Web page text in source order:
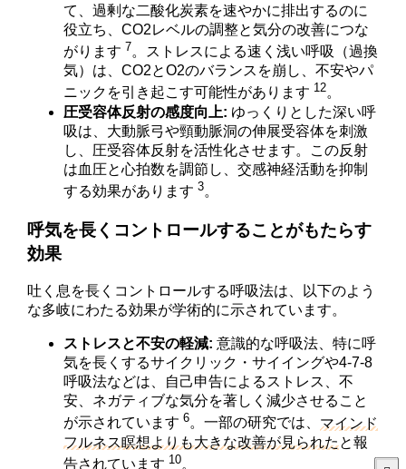
て、過剰な二酸化炭素を速やかに排出するのに
役立ち、CO2レベルの調整と気分の改善につな
がります 7。ストレスによる速く浅い呼吸（過換
気）は、CO2とO2のバランスを崩し、不安やパ
ニックを引き起こす可能性があります 12。
圧受容体反射の感度向上: ゆっくりとした深い呼
吸は、大動脈弓や頸動脈洞の伸展受容体を刺激
し、圧受容体反射を活性化させます。この反射
は血圧と心拍数を調節し、交感神経活動を抑制
する効果があります3。
呼気を長くコントロールすることがもたらす
効果
吐く息を長くコントロールする呼吸法は、以下のよう
な多岐にわたる効果が学術的に示されています。
ストレスと不安の軽減: 意識的な呼吸法、特に呼
気を長くするサイクリック・サイイングや4-7-8
呼吸法などは、自己申告によるストレス、不
安、ネガティブな気分を著しく減少させること
が示されています6。一部の研究では、 マインド
フルネス瞑想よりも大きな改善が見られたと報
告されています 10。